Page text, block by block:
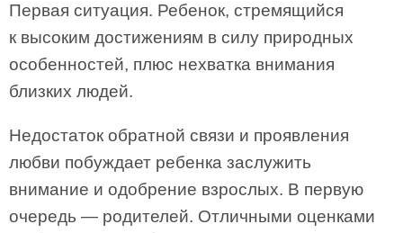
Первая ситуация. Ребенок, стремящийся
к высоким достижениям в силу природных
особенностей, плюс нехватка внимания
близких людей.
Недостаток обратной связи и проявления
любви побуждает ребенка заслужить
внимание и одобрение взрослых. В первую
очередь — родителей. Отличными оценками